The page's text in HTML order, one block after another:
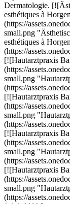
Dermatologie.
esthétiques à
(https://
small.png
esthétiques à
(https://
[![Hautarztpraxis
(https://
small.png
(https://
[![Hautarztpraxis
(https://
small.png
(https://
[![Hautarztpraxis
(https://
small.png
(https://
[![Hautarztpraxis
(https://
small.png
(https://